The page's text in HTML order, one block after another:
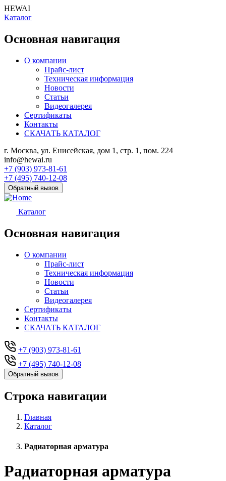
HEWAI
Каталог
Основная навигация
О компании
Прайс-лист
Техническая информация
Новости
Статьи
Видеогалерея
Сертификаты
Контакты
СКАЧАТЬ КАТАЛОГ
г. Москва, ул. Енисейская, дом 1, стр. 1, пом. 224
info@hewai.ru
+7 (903) 973-81-61
+7 (495) 740-12-08
Обратный вызов
Каталог
Основная навигация
О компании
Прайс-лист
Техническая информация
Новости
Статьи
Видеогалерея
Сертификаты
Контакты
СКАЧАТЬ КАТАЛОГ
+7 (903) 973-81-61
+7 (495) 740-12-08
Обратный вызов
Строка навигации
Главная
Каталог
Радиаторная арматура
Радиаторная арматура